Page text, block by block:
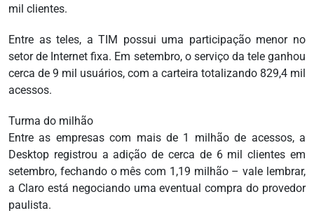
mil clientes.
Entre as teles, a TIM possui uma participação menor no
setor de Internet fixa. Em setembro, o serviço da tele ganhou
cerca de 9 mil usuários, com a carteira totalizando 829,4 mil
acessos.
Turma do milhão
Entre as empresas com mais de 1 milhão de acessos, a
Desktop registrou a adição de cerca de 6 mil clientes em
setembro, fechando o mês com 1,19 milhão – vale lembrar,
a Claro está negociando uma eventual compra do provedor
paulista.